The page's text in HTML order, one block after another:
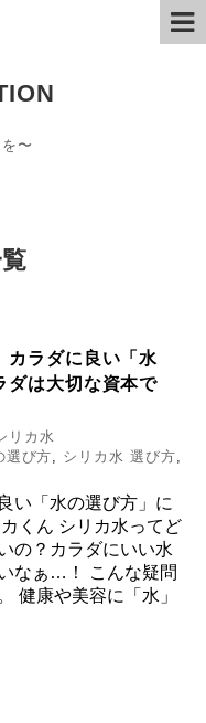
〜
カラダに良い「水
ダは大切な資本で
リカ水
選び方
シリカ水 選び方
い「水の選び方」に
くん シリカ水ってど
の？カラダにいい水
なぁ…！ こんな疑問
健康や美容に「水」